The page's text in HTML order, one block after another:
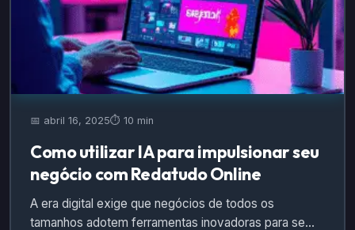
📅 abril 16, 2025⏱️ 10 min
Como utilizar IA para impulsionar seu
negócio com Redatudo Online
A era digital exige que negócios de todos os
tamanhos adotem ferramentas inovadoras para se…